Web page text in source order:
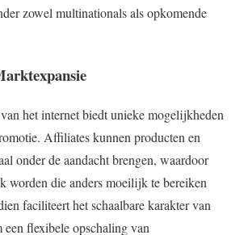
zowel multinationals als opkomende
het internet biedt unieke mogelijkheden
Affiliates kunnen producten en
onder de aandacht brengen, waardoor
worden die anders moeilijk te bereiken
faciliteert het schaalbare karakter van
een flexibele opschaling van